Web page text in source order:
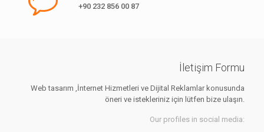
+90 232 856 00 87
İletişim Formu
Web tasarım ,İnternet Hizmetleri ve Dijital Reklamlar konusunda
öneri ve istekleriniz için lütfen bize ulaşın.
Our profiles in social media: